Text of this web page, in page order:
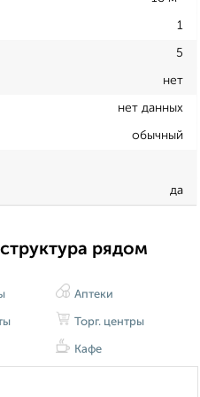
1
5
нет
нет данных
обычный
да
рядом
Аптеки
Торг. центры
Кафе